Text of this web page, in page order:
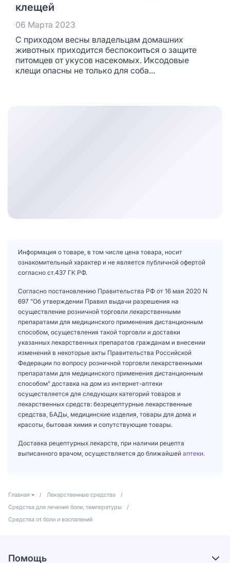
клещей
06 Марта 2023
С приходом весны владельцам домашних
животных приходится беспокоиться о защите
питомцев от укусов насекомых. Иксодовые
клещи опасны не только для соба...
Информация о товаре, в том числе цена товара, носит
ознакомительный характер и не является публичной офертой
согласно ст.437 ГК РФ.
Согласно постановлению Правительства РФ от 16 мая 2020 N
697 "Об утверждении Правил выдачи разрешения на
осуществление розничной торговли лекарственными
препаратами для медицинского применения дистанционным
способом, осуществления такой торговли и доставки
указанных лекарственных препаратов гражданам и внесении
изменений в некоторые акты Правительства Российской
Федерации по вопросу розничной торговли лекарственными
препаратами для медицинского применения дистанционным
способом" доставка на дом из интернет-аптеки
осуществляется для следующих категорий товаров и
лекарственных средств: безрецептурные лекарственные
средства, БАДы, медицинские изделия, товары для дома и
красоты, бытовая химия и сопутствующие товары.
Доставка рецептурных лекарств, при наличии рецепта
выписанного врачом, осуществляется до ближайшей аптеки.
Главная / Лекарственные средства
/
Средства для лечения боли, температуры
/
Средства от боли и воспалений
Помощь